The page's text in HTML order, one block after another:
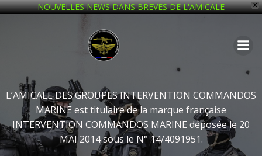
X
NOUVELLES NEWS DANS BREVES DE L'AMICALE
L’AMICALE DES GROUPES INTERVENTION COMMANDOS
MARINE est titulaire de la marque française
INTERVENTION COMMANDOS MARINE déposée le 20
MAI 2014 sous le N° 14/4091951.